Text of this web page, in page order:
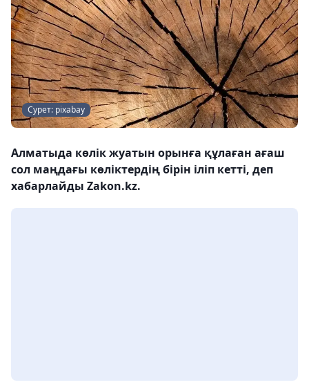
Сурет: pixabay
Алматыда көлік жуатын орынға құлаған ағаш
сол маңдағы көліктердің бірін іліп кетті, деп
хабарлайды Zakon.kz.